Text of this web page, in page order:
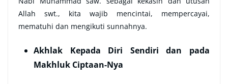
Allah swt., kita wajib mencintai, mempercayai,
mematuhi dan mengikuti sunnahnya.
Akhlak Kepada Diri Sendiri dan pada
Makhluk Ciptaan-Nya